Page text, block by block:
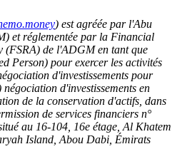
) est agréée par l'Abu
et réglementée par la Financial
(FSRA) de l'ADGM en tant que
Person) pour exercer les activités
d'investissements pour
d'investissements en
de la conservation d'actifs, dans
de services financiers n°
au 16-104, 16e étage, Al Khatem
Island, Abou Dabi, Émirats